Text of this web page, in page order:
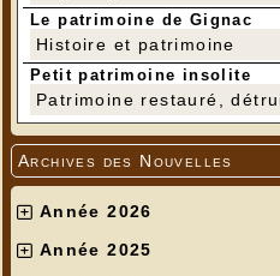
Le patrimoine de Gignac
Histoire et patrimoine
Petit patrimoine insolite
Patrimoine restauré,
Archives des Nouvelles
Année 2026
Année 2025